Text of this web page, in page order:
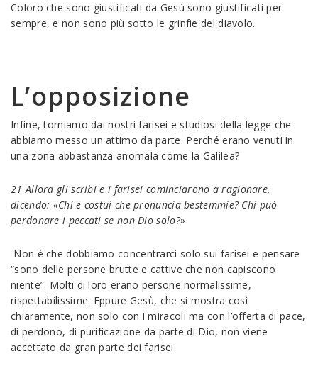
Coloro che sono giustificati da Gesù sono giustificati per
sempre, e non sono più sotto le grinfie del diavolo.
L’opposizione
Infine, torniamo dai nostri farisei e studiosi della legge che
abbiamo messo un attimo da parte. Perché erano venuti in
una zona abbastanza anomala come la Galilea?
21 Allora gli scribi e i farisei cominciarono a ragionare,
dicendo: «Chi è costui che pronuncia bestemmie? Chi può
perdonare i peccati se non Dio solo?»
Non è che dobbiamo concentrarci solo sui farisei e pensare
“sono delle persone brutte e cattive che non capiscono
niente”. Molti di loro erano persone normalissime,
rispettabilissime. Eppure Gesù, che si mostra così
chiaramente, non solo con i miracoli ma con l’offerta di pace,
di perdono, di purificazione da parte di Dio, non viene
accettato da gran parte dei farisei.